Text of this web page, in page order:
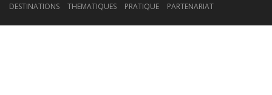
DESTINATIONS
THEMATIQUES PRATIQUE PARTENARIAT